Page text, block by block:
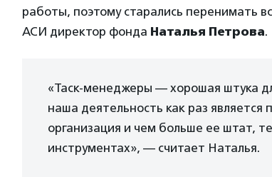
работы, поэтому старались перенимать
АСИ директор фонда Наталья Петрова.
«Таск-менеджеры — хорошая штука
наша деятельность как раз
организация и чем больше ее штат,
инструментах», — считает Наталья.